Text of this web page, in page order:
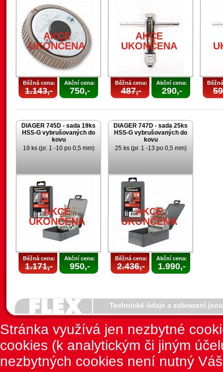
AKCE
UKONČENA
Běžná cena:
1.143,-
Akční cena:
750,-
AKCE
UKONČENA
Běžná cena:
487,-
Akční cena:
290,-
DIAGER 745D - sada 19ks
HSS-G vybrušovaných do
kovu
19 ks (pr. 1 -10 po 0,5 mm)
AKCE
UKONČENA
Běžná cena:
1.171,-
Akční cena:
950,-
DIAGER 747D - sada 25ks
HSS-G vybrušovaných do
kovu
25 ks (pr. 1 -13 po 0,5 mm)
AKCE
UKONČENA
Běžná cena:
2.436,-
Akční cena:
1.990,-
Technické údaje a zobrazení
Stránka využívá jen nezbytné
cookies (k analytickým či jiným
nezbytných cookies není nutný